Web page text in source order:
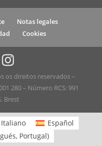
Notas legales
Cookies
os direitos reservados –
280 – Número RCS: 991
Brest
Italiano
Español
Portugal)